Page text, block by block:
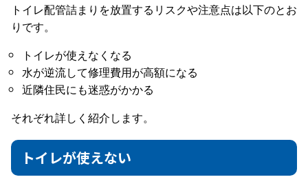
トイレ配管詰まりを放置するリスクや注意点は以下のとお
りです。
トイレが使えなくなる
水が逆流して修理費用が高額になる
近隣住民にも迷惑がかかる
それぞれ詳しく紹介します。
トイレが使えない